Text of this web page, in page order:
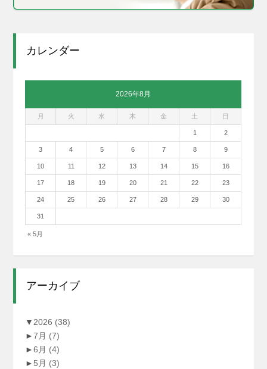
カレンダー
2026年8月
月 火 水 木 金 土 日
« 5月
1 2
3 4 5 6 7 8 9
10 11 12 13 14 15 16
17 18 19 20 21 22 23
24 25 26 27 28 29 30
31
アーカイブ
▼2026 (38)
►7月 (7)
►6月 (4)
► 5月 (3)